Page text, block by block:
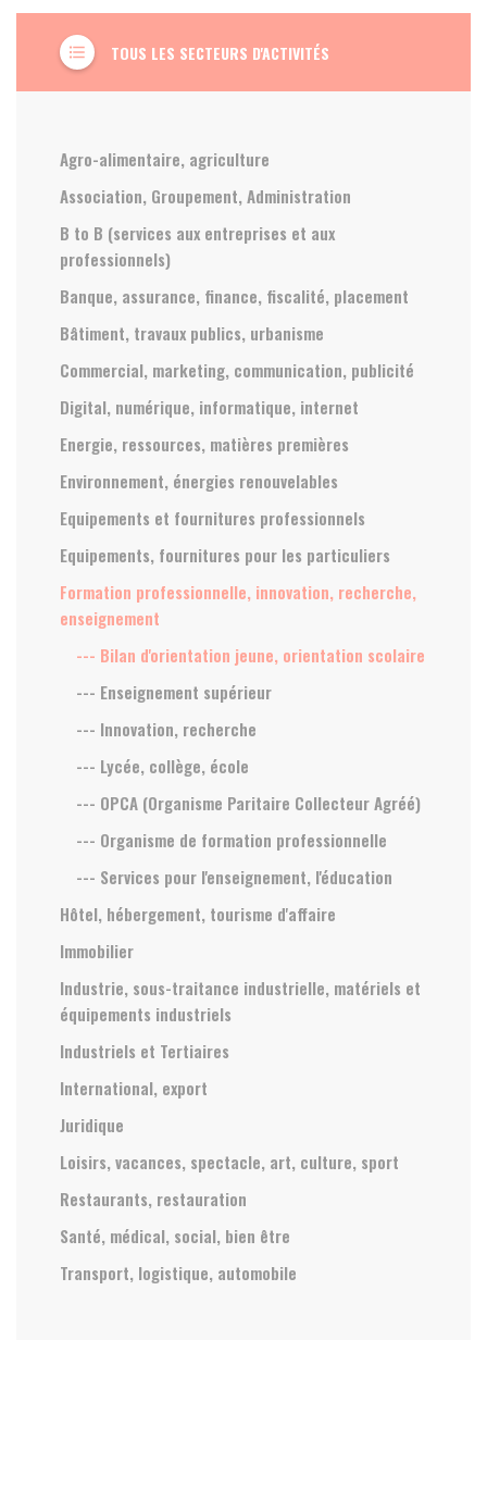
format_list_bulleted TOUS LES SECTEURS D'ACTIVITÉS
Agro-alimentaire, agriculture
Association, Groupement, Administration
B to B (services aux entreprises et aux
professionnels)
Banque, assurance, finance, fiscalité, placement
Bâtiment, travaux publics, urbanisme
Commercial, marketing, communication, publicité
Digital, numérique, informatique, internet
Energie, ressources, matières premières
Environnement, énergies renouvelables
Equipements et fournitures professionnels
Equipements, fournitures pour les particuliers
Formation professionnelle, innovation, recherche,
enseignement
--- Bilan d'orientation jeune, orientation scolaire
--- Enseignement supérieur
--- Innovation, recherche
--- Lycée, collège, école
--- OPCA (Organisme Paritaire Collecteur Agréé)
--- Organisme de formation professionnelle
--- Services pour l'enseignement, l'éducation
Hôtel, hébergement, tourisme d'affaire
Immobilier
Industrie, sous-traitance industrielle, matériels et
équipements industriels
Industriels et Tertiaires
International, export
Juridique
Loisirs, vacances, spectacle, art, culture, sport
Restaurants, restauration
Santé, médical, social, bien être
Transport, logistique, automobile